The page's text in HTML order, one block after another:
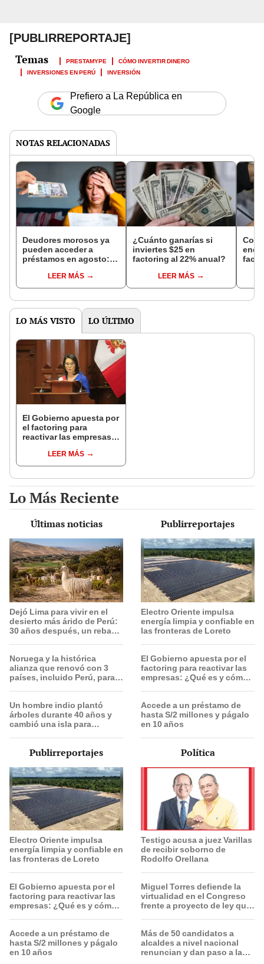
[PUBLIRREPORTAJE]
PRESTAMYPE
CÓMO INVERTIR DINERO
INVERSIONES EN PERÚ
INVERSIÓN
Prefiero a La República en
Google
NOTAS RELACIONADAS
Deudores morosos ya
pueden acceder a
préstamos en agosto:
sin ser rechazado?
LEER MÁS
¿Cuánto ganarías si
inviertes $25 en
factoring al 22% anual?
LEER MÁS
LO MÁS VISTO LO ÚLTIMO
El Gobierno apuesta por
el factoring para
reactivar las empresas:
funciona?LEER MÁS
Lo Más Reciente
Últimas noticias
Dejó Lima para vivir en el
desierto más árido de Perú:
30 años después, un rebaño
Noruega y la histórica
alianza que renovó con 3
países, incluido Perú, para
Un hombre indio plantó
árboles durante 40 años y
cambió una isla para
Parque de las Leyendas de
Publirreportajes
Electro Oriente impulsa
energía limpia y confiable en
las fronteras de Loreto
El Gobierno apuesta por el
factoring para reactivar las
empresas: ¿Qué es y cómo
Accede a un préstamo de
hasta S/2 millones y págalo
en 10 años
Publirreportajes
Electro Oriente impulsa
energía limpia y confiable en
las fronteras de Loreto
El Gobierno apuesta por el
factoring para reactivar las
empresas: ¿Qué es y cómo
Accede a un préstamo de
hasta S/2 millones y págalo
en 10 años
Política
Testigo acusa a juez Varillas
de recibir soborno de
Rodolfo Orellana
Miguel Torres defiende la
virtualidad en el Congreso
frente a proyecto de ley que
Más de 50 candidatos a
alcaldes a nivel nacional
renuncian y dan paso a la